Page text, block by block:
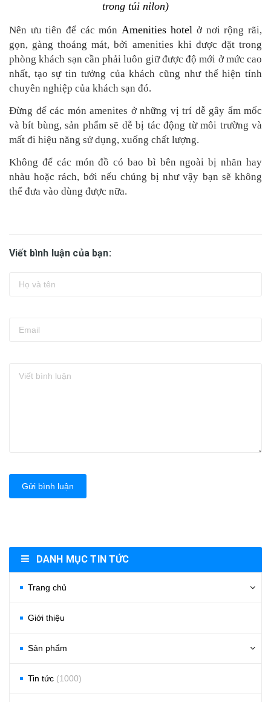
trong túi nilon)
Nên ưu tiên để các món Amenities hotel ở nơi rộng rãi,
gọn, gàng thoáng mát, bởi amenities khi được đặt trong
phòng khách sạn cần phải luôn giữ được độ mới ở mức cao
nhất, tạo sự tin tưởng của khách cũng như thể hiện tính
chuyên nghiệp của khách sạn đó.
Đừng để các món amenites ở những vị trí dễ gây ẩm mốc
và bít bùng, sản phẩm sẽ dễ bị tác động từ môi trường và
mất đi hiệu năng sử dụng, xuống chất lượng.
Không để các món đồ có bao bì bên ngoài bị nhăn hay
nhàu hoặc rách, bởi nếu chúng bị như vậy bạn sẽ không
thể đưa vào dùng được nữa.
Viết bình luận của bạn:
Gửi bình luận
DANH MỤC TIN TỨC
Trang chủ
Giới thiệu
Sản phẩm
Tin tức (1000)